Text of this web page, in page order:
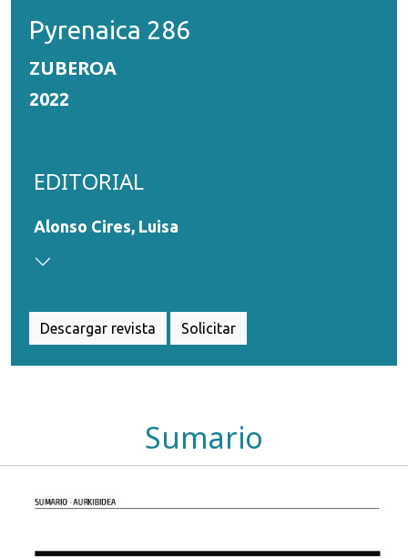
Pyrenaica 286
ZUBEROA
2022
EDITORIAL
Alonso Cires, Luisa
Descargar revista Solicitar
Sumario